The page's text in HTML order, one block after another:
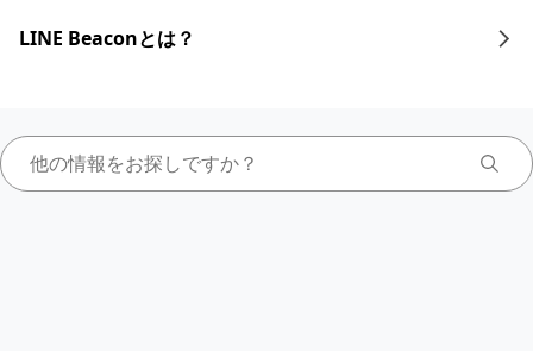
LINE Beaconとは？